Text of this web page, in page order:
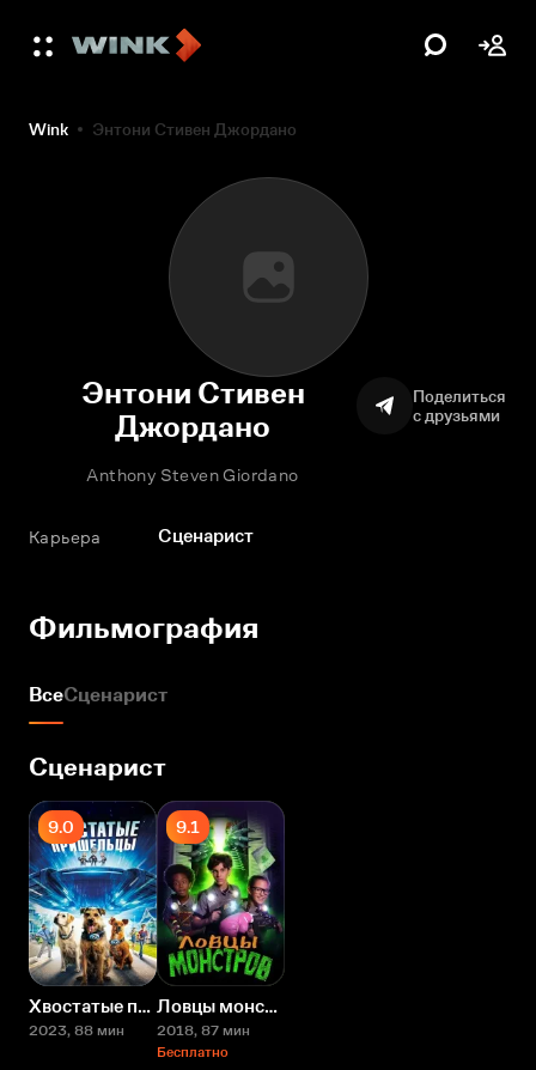
Wink Энтони Стивен Джордано
Энтони Стивен
Джордано
Anthony Steven Giordano
Поделиться
с друзьями
Карьера Сценарист
Фильмография
ВсеСценарист
Сценарист
9.0
Хвостатые пришельцы
2023, 88 мин
9.1
Ловцы монстров
2018, 87 мин
Бесплатно